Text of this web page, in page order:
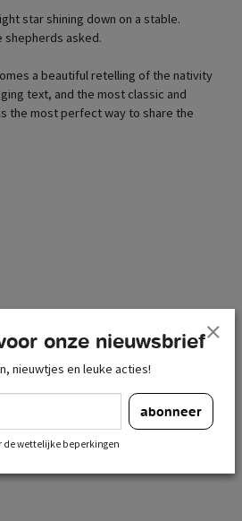
star shining down on a stable.
shepherds asked.
a beautiful retelling of the nativity
text, and the most classic and
the most perfect way to share the
abonneer
onze nieuwsbrief
nieuwtjes en leuke acties!
abonneer
de wettelijke beperkingen